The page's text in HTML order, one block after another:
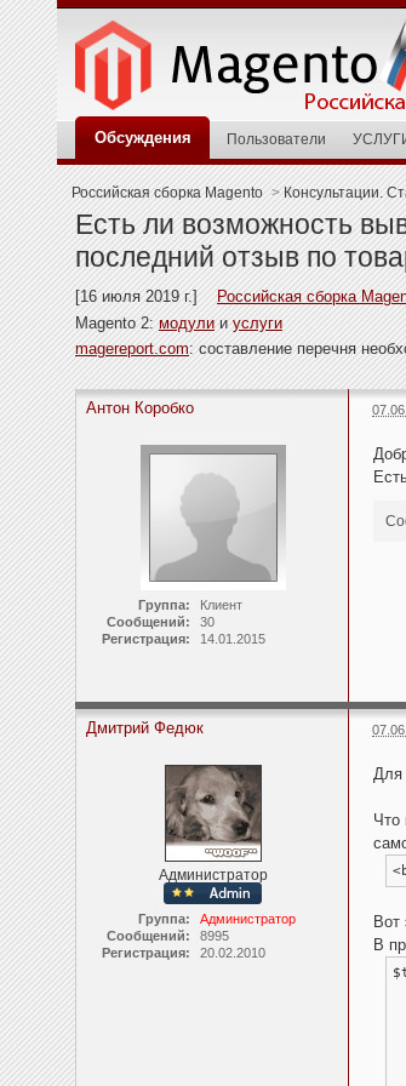
Обсуждения Пользователи
Российская сборка Magento > Консультации.
Есть ли возможность
последний отзыв по
[16 июля 2019 г.]
Российская сборка
Magento 2: модули и услуги
magereport.com: составление перечня
Антон Коробко
Группа:
Клиент
Сообщений:
30
Регистрация:
14.01.2015
Дмитрий Федюк
Администратор
Группа:
Администратор
Сообщений:
8995
Регистрация:
20.02.2010
Для
Что
Вот
В